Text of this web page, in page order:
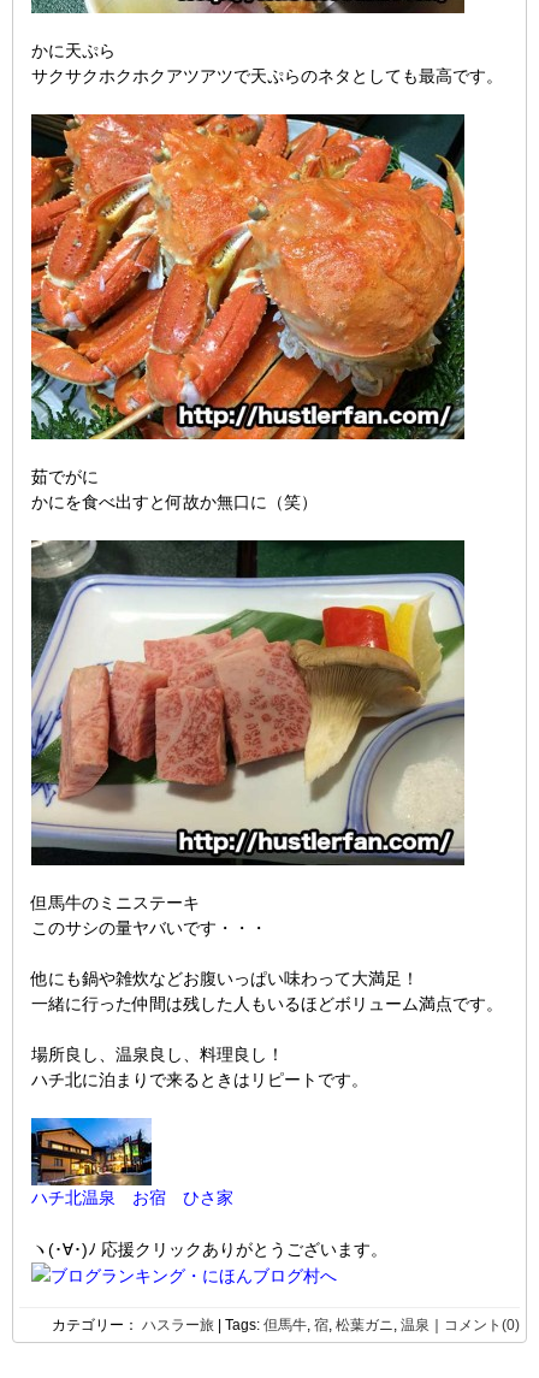
かに天ぷら
サクサクホクホクアツアツで天ぷらのネタとしても最高です。
茹でがに
かにを食べ出すと何故か無口に（笑）
但馬牛のミニステーキ
このサシの量ヤバいです・・・
他にも鍋や雑炊などお腹いっぱい味わって大満足！
一緒に行った仲間は残した人もいるほどボリューム満点です。
場所良し、温泉良し、料理良し！
ハチ北に泊まりで来るときはリピートです。
ハチ北温泉 お宿 ひさ家
ヽ(･∀･)ﾉ 応援クリックありがとうございます。
カテゴリー： ハスラー旅 | Tags: 但馬牛 宿 松葉ガニ 温泉 ｜ コメント(0)